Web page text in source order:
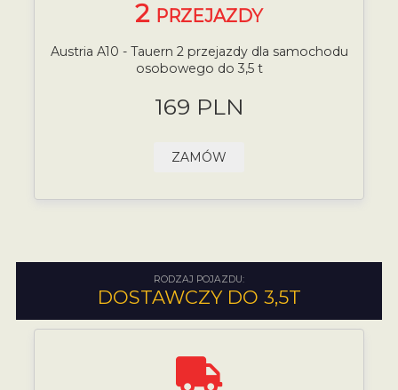
2 PRZEJAZDY
Austria A10 - Tauern 2 przejazdy dla samochodu
osobowego do 3,5 t
169 PLN
ZAMÓW
RODZAJ POJAZDU:
DOSTAWCZY DO 3,5T